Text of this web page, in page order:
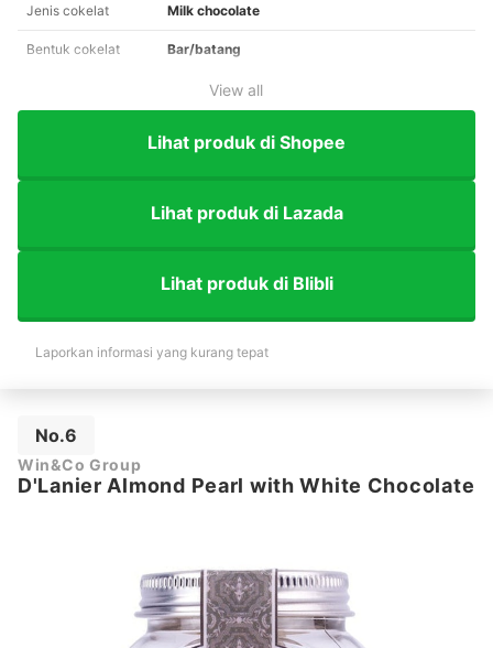
Jenis cokelat Milk chocolate
Bentuk cokelat Bar/batang
View all
Lihat produk di Shopee
Lihat produk di Lazada
Lihat produk di Blibli
Laporkan informasi yang kurang tepat
No.6
Win&Co Group
D'Lanier Almond Pearl with White Chocolate